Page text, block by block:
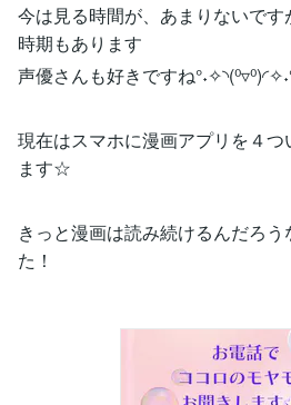
今は見る時間が、あまりないで
時期もあります
声優さんも好きですね
現在はスマホに漫画アプリを４
ます☆
きっと漫画は読み続けるんだろ
た！